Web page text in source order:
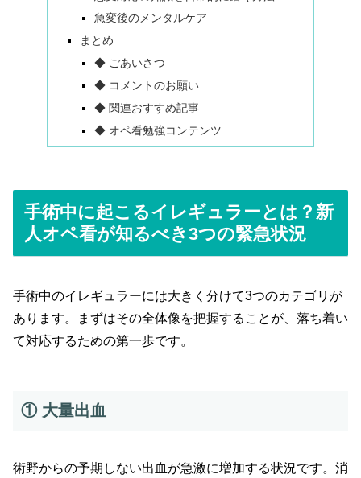
急変後のメンタルケア
まとめ
◆ ごあいさつ
◆ コメントのお願い
◆ 関連おすすめ記事
◆ オペ看勉強コンテンツ
手術中に起こるイレギュラーとは？新
人オペ看が知るべき3つの緊急状況
手術中のイレギュラーには大きく分けて3つのカテゴリが
あります。まずはその全体像を把握することが、落ち着い
て対応するための第一歩です。
① 大量出血
術野からの予期しない出血が急激に増加する状況です。消